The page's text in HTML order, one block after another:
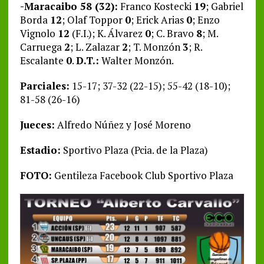
-Maracaibo 58 (32): Franco Kostecki 19; Gabriel
Borda 12; Olaf Toppor 0; Erick Arias 0; Enzo
Vignolo 12 (F.I.); K. Álvarez 0; C. Bravo 8; M.
Carruega 2; L. Zalazar 2; T. Monzón3; R.
Escalante 0.D.T.: Walter Monzón.
Parciales: 15-17; 37-32 (22-15); 55-42 (18-10);
81-58 (26-16)
Jueces: Alfredo Núñez y José Moreno
Estadio: Sportivo Plaza (Pcia. de la Plaza)
FOTO: Gentileza Facebook Club Sportivo Plaza